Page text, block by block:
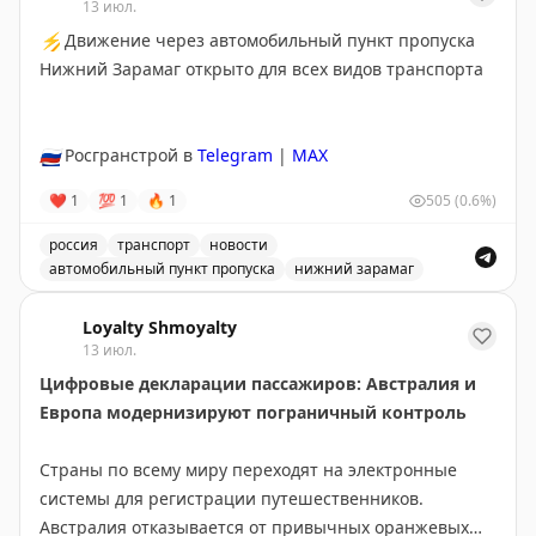
13 июл.
⚡ Движение через автомобильный пункт пропуска
Нижний Зарамаг открыто для всех видов транспорта
🇷🇺Росгранстрой в Telegram | MAX
❤ 1 💯 1 🔥 1 505 (0.6%)
россия транспорт
новости
автомобильный пункт пропуска
нижний зарамаг
Loyalty Shmoyalty
13 июл.
Цифровые декларации пассажиров: Австралия и
Европа модернизируют пограничный контроль
Страны по всему миру переходят на электронные
системы для регистрации путешественников.
Австралия отказывается от привычных оранжевых